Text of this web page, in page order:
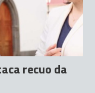
recuo da